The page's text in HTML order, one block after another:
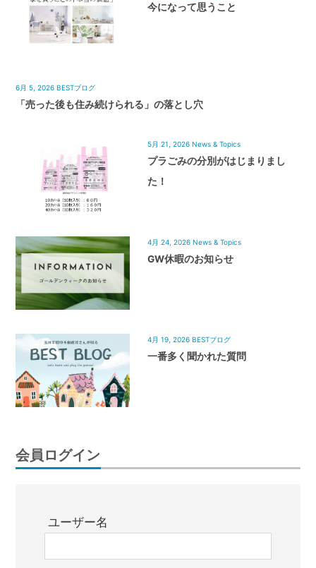
今になって思うこと
6月 5, 2026 BESTブログ
「売った後も住み続けられる」の落とし穴
5月 21, 2026 News & Topics
プラごみの分別がはじまりまし
た！
4月 24, 2026 News & Topics
GW休暇のお知らせ
4月 19, 2026 BESTブログ
一番多く聞かれた質問
会員ログイン
ユーザー名